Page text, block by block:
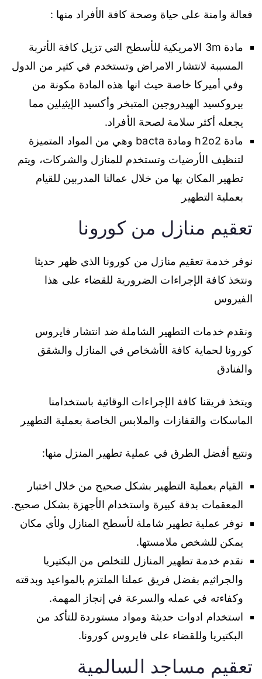
فعالة وامنة على حياة وصحة كافة الأفراد منها :
مادة 3m الامريكية للأسطح التي تزيل كافة الأتربة
المسببة لانتشار الامراض وتستخدم في كثير من الدول
وفي أميركا خاصة حيث انها هذه المادة مكونة من
بيروكسيد الهيدروجين المتبخر وأكسيد الإيثيلين مما
يجعله أكثر سلامة لصحة الأفراد.
مادة h2o2 ومادة bacta وهي من المواد المتميزة
لتنظيف الأرضيات وتستخدم للمنازل والشركات، ويتم
تطهير المكان بها من خلال عمالنا المدربين للقيام
بعملية التطهير
تعقيم منازل من كورونا
نوفر خدمة تعقيم منازل من كورونا الذي ظهر حديثا
ونتخذ كافة الإجراءات الضرورية للقضاء على هذا
الفيروس
ونقدم خدمات التطهير الشاملة ضد انتشار فايروس
كورونا لحماية كافة الأشخاص في المنازل والشقق
والفنادق
ويتخذ فريقنا كافة الإجراءات الوقائية باستخدامنا
الماسكات والقفازات والملابس الخاصة بعملية التطهير
ونتبع أفضل الطرق في عملية تطهير المنزل منها:
القيام بعملية التطهير بشكل صحيح من خلال اختبار
المعقمات بدقة كبيرة واستخدام الأجهزة بشكل صحيح.
نوفر عملية تطهير شاملة لأسطح المنازل ولأي مكان
يمكن للشخص ملامستها.
نقدم خدمة تطهير المنازل للتخلص من البكتيريا
والجراثيم بفضل فريق عملنا الملتزم بالمواعيد وبدقته
وكفاءته في عمله والسرعة في إنجاز المهمة.
استخدام ادوات حديثة ومواد مستوردة للتأكد من
البكتيريا وللقضاء على فايروس كورونا.
تعقيم مساجد السالمية